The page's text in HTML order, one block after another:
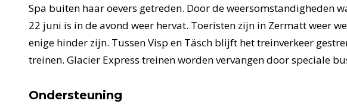
Spa buiten haar oevers getreden. Door de weersomstandigheden
22 juni is in de avond weer hervat. Toeristen zijn in Zermatt weer
enige hinder zijn. Tussen Visp en Täsch blijft het treinverkeer
treinen. Glacier Express treinen worden vervangen door speciale
Ondersteuning